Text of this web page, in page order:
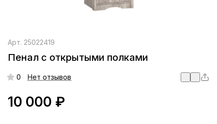
Арт. 25022419
Пенал с открытыми полками
0 Нет отзывов
10 000 ₽